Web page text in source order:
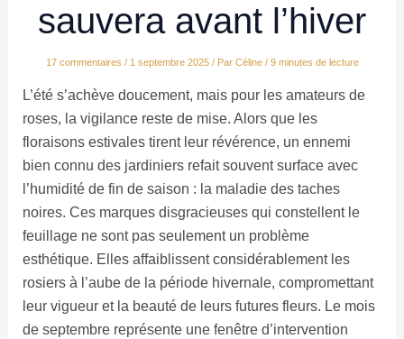
sauvera avant l’hiver
17 commentaires / 1 septembre 2025 / Par Céline / 9 minutes de lecture
L’été s’achève doucement, mais pour les amateurs de
roses, la vigilance reste de mise. Alors que les
floraisons estivales tirent leur révérence, un ennemi
bien connu des jardiniers refait souvent surface avec
l’humidité de fin de saison : la maladie des taches
noires. Ces marques disgracieuses qui constellent le
feuillage ne sont pas seulement un problème
esthétique. Elles affaiblissent considérablement les
rosiers à l’aube de la période hivernale, compromettant
leur vigueur et la beauté de leurs futures fleurs. Le mois
de septembre représente une fenêtre d’intervention